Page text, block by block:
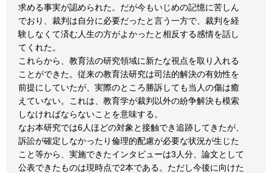
求める事実が認められた。だが今もいじめの記憶に苦しん
でおり、裁判は自分に必要だったと言う一方で、裁判を経
験しなくて済む人生の方がよかったと相反する感情を話し
てくれた。
これらから、教育法の研究領域に新たな視点を取り入れる
ことができた。従来の教育法研究は司法的解決の有効性を
前提にしていたが、実際のところ勝訴しても当人の傷は癒
えていない。これは、教育学が裁判以外の紛争解決も模索
しなければならないことを意味する。
なお本研究では6人ほどの対象と接触でき追跡してきたが、
訴訟が確定しなかったり倫理的配慮が必要な状況が生じた
こと等から、実施できたインタビューは3人分、論文として
公表できたものは現時点で2本である。ただし今後に向けた